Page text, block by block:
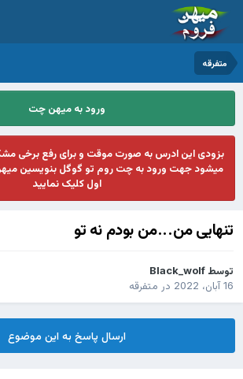
متفرقه
ورود به میهن چت
بزودی این ادرس به صورت موقت و برای رفع برخی
میشود جهت ورود به چت روم تو گوگل بنویسین
اول کلیک نمایید
تنهایی من...من بودم نه تو
توسط Black_wolf
16 آبان، 2022
در متفرقه
ارسال پاسخ به این موضوع